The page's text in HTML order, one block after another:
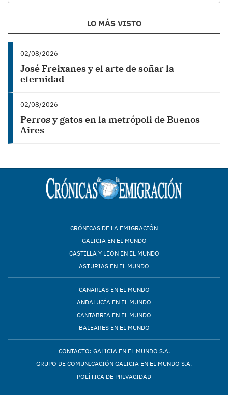
LO MÁS VISTO
02/08/2026
José Freixanes y el arte de soñar la
eternidad
02/08/2026
Perros y gatos en la metrópoli de Buenos
Aires
CRÓNICAS DE LA EMIGRACIÓN
GALICIA EN EL MUNDO
CASTILLA Y LEÓN EN EL MUNDO
ASTURIAS EN EL MUNDO
CANARIAS EN EL MUNDO
ANDALUCÍA EN EL MUNDO
CANTABRIA EN EL MUNDO
BALEARES EN EL MUNDO
CONTACTO: GALICIA EN EL MUNDO S.A.
GRUPO DE COMUNICACIÓN GALICIA EN EL MUNDO S.A.
POLÍTICA DE PRIVACIDAD